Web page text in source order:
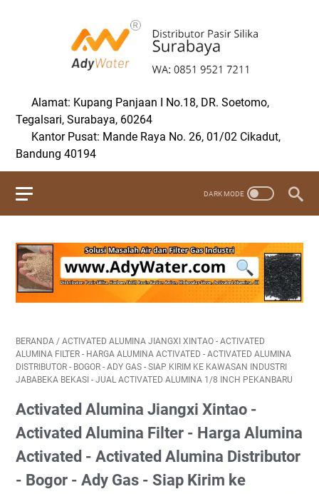
Alamat: Kupang Panjaan I No.18, DR. Soetomo,
Tegalsari, Surabaya, 60264
Kantor Pusat: Mande Raya No. 26, 01/02 Cikadut,
Bandung 40194
BERANDA / ACTIVATED ALUMINA JIANGXI XINTAO - ACTIVATED
ALUMINA FILTER - HARGA ALUMINA ACTIVATED - ACTIVATED ALUMINA
DISTRIBUTOR - BOGOR - ADY GAS - SIAP KIRIM KE KAWASAN INDUSTRI
JABABEKA BEKASI - JUAL ACTIVATED ALUMINA 1/8 INCH PEKANBARU
Activated Alumina Jiangxi Xintao -
Activated Alumina Filter - Harga Alumina
Activated - Activated Alumina Distributor
- Bogor - Ady Gas - Siap Kirim ke